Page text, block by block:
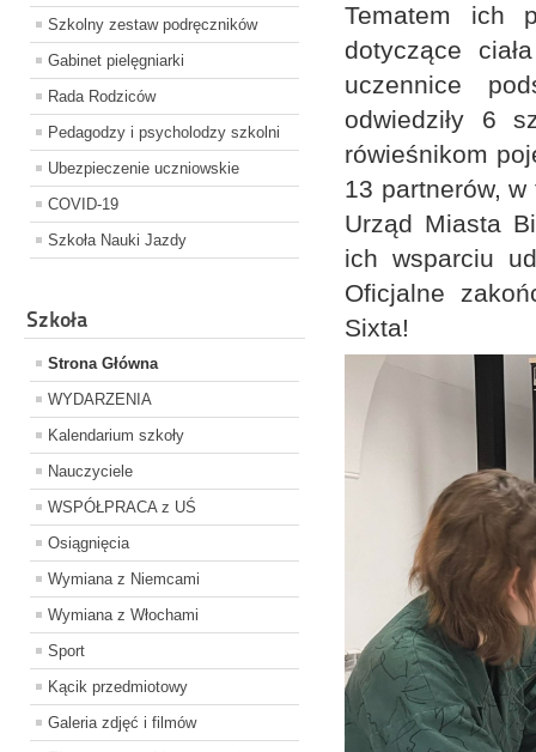
Szkolny zestaw podręczników
Gabinet pielęgniarki
Rada Rodziców
Pedagodzy i psycholodzy szkolni
Ubezpieczenie uczniowskie
COVID-19
Szkoła Nauki Jazdy
Szkoła
Strona Główna
WYDARZENIA
Kalendarium szkoły
Nauczyciele
WSPÓŁPRACA z UŚ
Osiągnięcia
Wymiana z Niemcami
Wymiana z Włochami
Sport
Kącik przedmiotowy
Galeria zdjęć i filmów
Tematem ich
dotyczące
uczennice
odwiedziły 6
rówieśnikom
13 partnerów,
Urząd Miasta
ich wsparciu
Oficjalne
Sixta!